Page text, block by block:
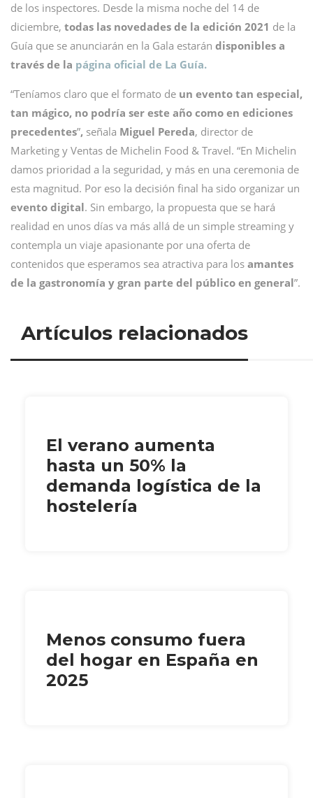
de los inspectores. Desde la misma noche del 14 de
diciembre, todas las novedades de la edición 2021 de la
Guía que se anunciarán en la Gala estarán disponibles a
través de la página oficial de La Guía.
“Teníamos claro que el formato de un evento tan especial,
tan mágico, no podría ser este año como en ediciones
precedentes”, señala Miguel Pereda, director de
Marketing y Ventas de Michelin Food & Travel. “En Michelin
damos prioridad a la seguridad, y más en una ceremonia de
esta magnitud. Por eso la decisión final ha sido organizar un
evento digital. Sin embargo, la propuesta que se hará
realidad en unos días va más allá de un simple streaming y
contempla un viaje apasionante por una oferta de
contenidos que esperamos sea atractiva para los amantes
de la gastronomía y gran parte del público en general”.
Artículos relacionados
El verano aumenta
hasta un 50% la
demanda logística de la
hostelería
Menos consumo fuera
del hogar en España en
2025